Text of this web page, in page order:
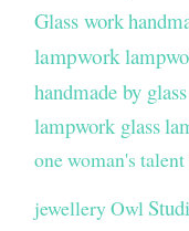
Glass work
lampwork
handmade by
lampwork glass
one woman's
jewelleryOwl